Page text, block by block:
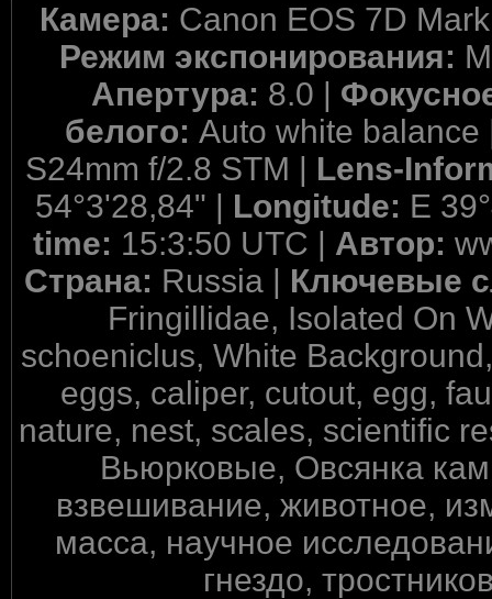
Камера: Canon EOS 7D
Режим экспонирования:
Апертура: 8.0 |
белого:Auto white
S24mm f/2.8 STM | Lens-
54°3'28,84" | Longitude: E
time: 15:3:50 UTC | Автор:
Страна: Russia | Ключевые
Fringillidae, Isolated On
schoeniclus, White
eggs, caliper, cutout, egg,
nature, nest, scales, scientific
Вьюрковые, Овсянка
взвешивание, животное,
масса, научное
гнездо,